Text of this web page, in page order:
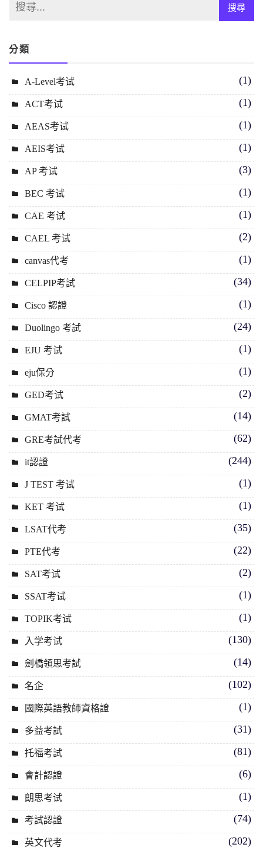
分類
A-Level考试 (1)
ACT考试 (1)
AEAS考试 (1)
AEIS考试 (1)
AP 考试 (3)
BEC 考试 (1)
CAE 考试 (1)
CAEL 考试 (2)
canvas代考 (1)
CELPIP考試 (34)
Cisco 認證 (1)
Duolingo 考試 (24)
EJU 考试 (1)
eju保分 (1)
GED考试 (2)
GMAT考試 (14)
GRE考試代考 (62)
it認證 (244)
J TEST 考试 (1)
KET 考试 (1)
LSAT代考 (35)
PTE代考 (22)
SAT考试 (2)
SSAT考试 (1)
TOPIK考试 (1)
入学考试 (130)
劍橋領思考試 (14)
名企 (102)
國際英語教師資格證 (1)
多益考試 (31)
托福考試 (81)
會計認證 (6)
朗思考试 (1)
考試認證 (74)
英文代考 (202)